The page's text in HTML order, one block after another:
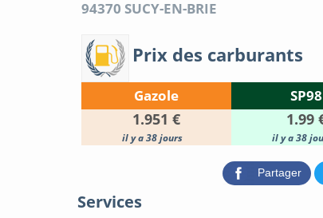
94370 SUCY-EN-BRIE
Prix des carburants
Gazole SP98
1.951 € 1.99
il y a 38 jours il y a 38
Partager
Services